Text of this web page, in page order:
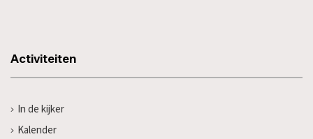
Activiteiten
In de kijker
Kalender